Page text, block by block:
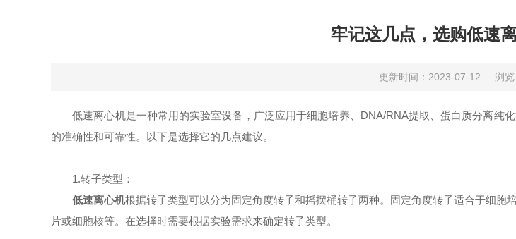
牢记这几点，选购低速
更新时间：2023-07-12 浏
低速离心机是一种常用的实验室设备，广泛应用于细胞培养、DNA/RNA提取、蛋白质分离纯
的准确性和可靠性。以下是选择它的几点建议。
1.转子类型：
低速离心机根据转子类型可以分为固定角度转子和摇摆桶转子两种。固定角度转子适合于细
片或细胞核等。在选择时需要根据实验需求来确定转子类型。